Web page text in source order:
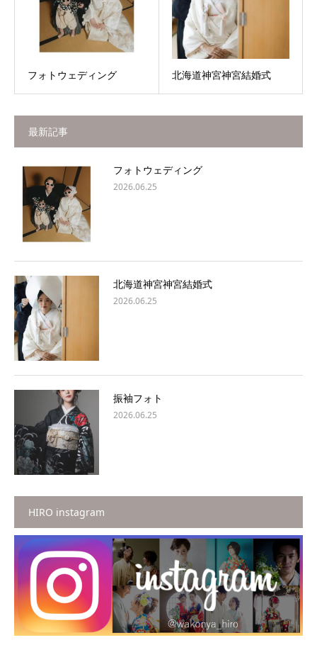
フォトウェディング 北海道神宮神宮結婚式
最新記事
フォトウェディング
2026.06.25
北海道神宮神宮結婚式
2026.06.25
振袖フォト
2026.06.25
HIRO instagram